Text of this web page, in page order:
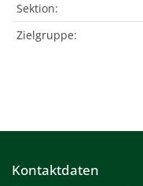
Sektion:
Zielgruppe:
Kontaktdaten